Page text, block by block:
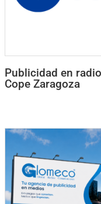
Publicidad en
Cope Zaragoza